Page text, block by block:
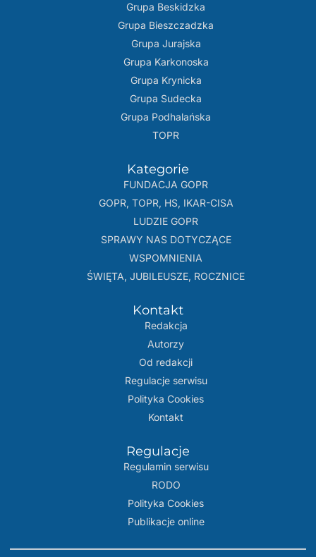
Grupa Beskidzka​
Grupa Bieszczadzka
Grupa Jurajska
Grupa Karkonoska
Grupa Krynicka
Grupa Sudecka
Grupa Podhalańska
TOPR
Kategorie
FUNDACJA GOPR
GOPR, TOPR, HS, IKAR-CISA
LUDZIE GOPR
SPRAWY NAS DOTYCZĄCE
WSPOMNIENIA
ŚWIĘTA, JUBILEUSZE, ROCZNICE
Kontakt
Redakcja
Autorzy
Od redakcji
Regulacje serwisu
Polityka Cookies
Kontakt
Regulacje
Regulamin serwisu
RODO
Polityka Cookies
Publikacje online